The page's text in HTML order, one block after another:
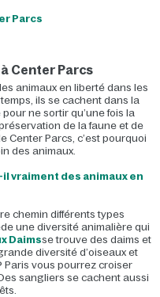
Parcs
Center Parcs
animaux en liberté dans les
ils se cachent dans la
ne sortir qu’une fois la
de la faune et de
Center Parcs, c’est pourquoi
des animaux.
il vraiment des animaux en
chemin différents types
une diversité animalière qui
Daimsse trouve des daims et
diversité d’oiseaux et
Paris vous pourrez croiser
sangliers se cachent aussi